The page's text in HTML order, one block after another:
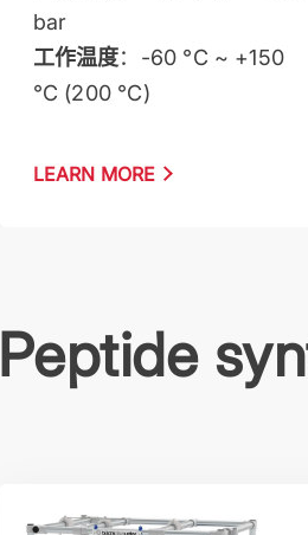
bar
工作温度：-60 °C ~ +150
°C (200 °C)
LEARN MORE
Peptide